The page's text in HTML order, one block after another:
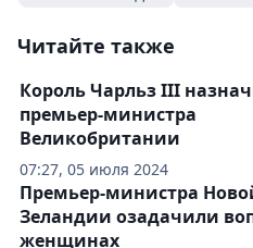
Читайте также
07:27, 05 июля 2024
Король Чарльз III
премьер-министра
Великобритании
Премьер-министра
Зеландии озадачили
женщинах